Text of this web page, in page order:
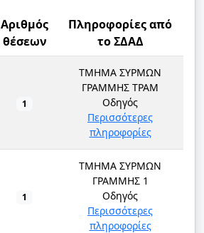
Αριθμός
θέσεων
Πληροφορίες από
το ΣΔΑΔ
1
ΤΜΗΜΑ ΣΥΡΜΩΝ
ΓΡΑΜΜΗΣ ΤΡΑΜ
Οδηγός
Περισσότερες
πληροφορίες
1
ΤΜΗΜΑ ΣΥΡΜΩΝ
ΓΡΑΜΜΗΣ 1
Οδηγός
Περισσότερες
πληροφορίες